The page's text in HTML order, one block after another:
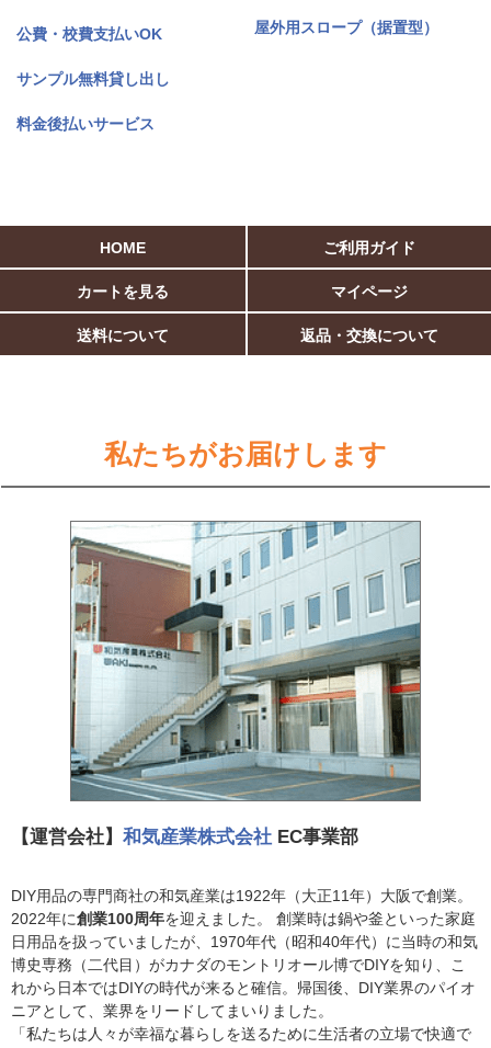
公費・校費支払いOK
サンプル無料貸し出し
料金後払いサービス
屋外用スロープ（据置型）
HOME ご利用ガイド
カートを見る マイページ
送料について 返品・交換について
私たちがお届けします
【運営会社】 和気産業株式会社 EC事業部
DIY用品の専門商社の和気産業は1922年（大正11年）大阪で創業。
2022年に創業100周年を迎えました。 創業時は鍋や釜といった家庭
日用品を扱っていましたが、1970年代（昭和40年代）に当時の和気
博史専務（二代目）がカナダのモントリオール博でDIYを知り、こ
れから日本ではDIYの時代が来ると確信。帰国後、DIY業界のパイオ
ニアとして、業界をリードしてまいりました。
「私たちは人々が幸福な暮らしを送るために生活者の立場で快適で